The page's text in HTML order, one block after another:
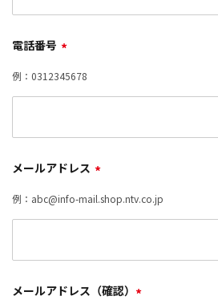
電話番号 *
例：0312345678
メールアドレス *
例：abc@info-mail.shop.ntv.co.jp
メールアドレス（確認） *